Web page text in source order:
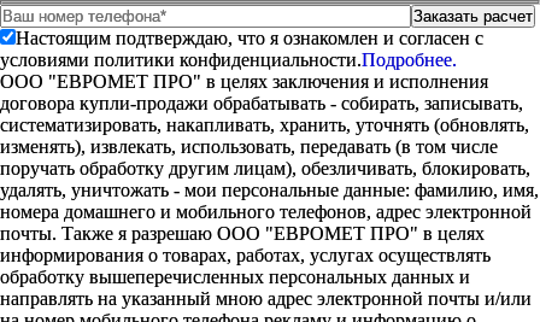
Настоящим подтверждаю, что я ознакомлен и согласен с
условиями политики конфиденциальности.Подробнее.
ООО "ЕВРОМЕТ ПРО" в целях заключения и исполнения
договора купли-продажи обрабатывать - собирать, записывать,
систематизировать, накапливать, хранить, уточнять (обновлять,
изменять), извлекать, использовать, передавать (в том числе
поручать обработку другим лицам), обезличивать, блокировать,
удалять, уничтожать - мои персональные данные: фамилию, имя,
номера домашнего и мобильного телефонов, адрес электронной
почты. Также я разрешаю ООО "ЕВРОМЕТ ПРО" в целях
информирования о товарах, работах, услугах осуществлять
обработку вышеперечисленных персональных данных и
направлять на указанный мною адрес электронной почты и/или